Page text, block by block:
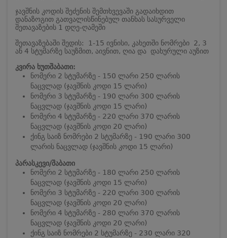
ჯავშნის კოდის შეძენის შემთხვევაში გადაიხდით
დანაზოგით გათვალისწინებულ თანხას სასურველი
შეთავაზების 1 დღე-ღამეში
შეთავაზებაში შედის: 1-15 ივნისი, კახეთში ნომრები 2, 3
ან 4 სტუმარზე საუზმით, აივნით, ღია და დახურული აუზით
კვირა ხუთშაბათი:
ნომერი 2 სტუმარზე - 150 ლარი 250 ლარის
ნაცვლად (ჯავშნის კოდი 15 ლარი)
ნომერი 3 სტუმარზე - 190 ლარი 300 ლარის
ნაცვლად (ჯავშნის კოდი 15 ლარი)
ნომერი 4 სტუმარზე - 220 ლარი 370 ლარის
ნაცვლად (ჯავშნის კოდი 20 ლარი)
ქინგ საიზ ნომრები 2 სტუმარზე - 190 ლარი 300
ლარის ნაცვლად (ჯავშნის კოდი 15 ლარი)
პარასკევი/შაბათი
ნომერი 2 სტუმარზე - 180 ლარი 250 ლარის
ნაცვლად (ჯავშნის კოდი 15 ლარი)
ნომერი 3 სტუმარზე - 220 ლარი 300 ლარის
ნაცვლად (ჯავშნის კოდი 20 ლარი)
ნომერი 4 სტუმარზე - 280 ლარი 370 ლარის
ნაცვლად (ჯავშნის კოდი 20 ლარი)
ქინგ საიზ ნომრები 2 სტუმარზე - 230 ლარი 320